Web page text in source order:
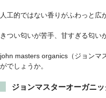
人工的ではない香りがふわっと広
きつい匂いが苦手、甘すぎる匂い
john masters organics（ジョンマ
がでしょうか。
ジョンマスターオーガニ